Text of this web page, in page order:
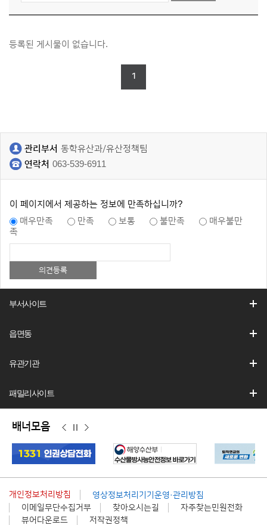
등록된 게시물이 없습니다.
1
관리부서 동학유산과/유산정책팀
연락처 063-539-6911
이 페이지에서 제공하는 정보에 만족하십니까?
매우만족
만족 보통 불만족
매우불만
족
부서사이트
읍면동
유관기관
패밀리사이트
배너모음
이
전
정
지
다
음
개인정보처리방침
영상정보처리기기운영·관리방침
이메일무단수집거부
찾아오시는길
자주찾는민원전화
뷰어다운로드
저작권정책